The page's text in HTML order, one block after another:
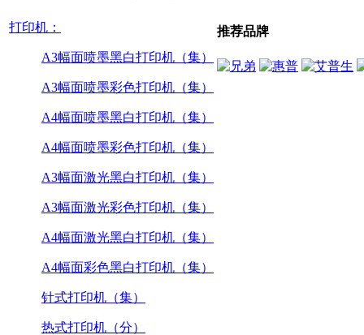
打印机：
A3幅面喷墨黑白打印机（集）
A3幅面喷墨彩色打印机（集）
A4幅面喷墨黑白打印机（集）
A4幅面喷墨彩色打印机（集）
A3幅面激光黑白打印机（集）
A3幅面激光彩色打印机（集）
A4幅面激光黑白打印机（集）
A4幅面彩色黑白打印机（集）
针式打印机（集）
热式打印机（分）
推荐品牌